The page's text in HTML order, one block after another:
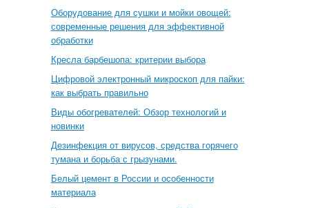
Оборудование для сушки и мойки овощей:
современные решения для эффективной
обработки
Кресла барбешопа: критерии выбора
Цифровой электронный микроскоп для пайки:
как выбрать правильно
Виды обогревателей: Обзор технологий и
новинки
Дезинфекция от вирусов, средства горячего
тумана и борьба с грызунами.
Белый цемент в России и особенности
материала